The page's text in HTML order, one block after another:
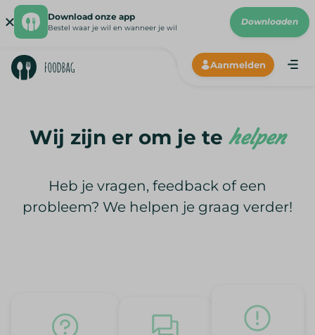
Aanmelden
Onze
Download onze app
Bestel waar je wil en wanneer je wil
Downloaden
Wij zijn er om je te helpen
Heb je vragen, feedback of een
probleem? We helpen je graag verder!